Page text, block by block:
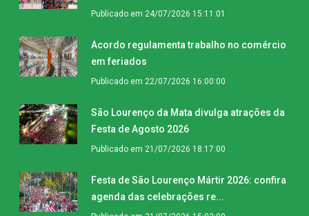
Publicado em 24/07/2026 15:11:01
Acordo regulamenta trabalho no comércio
em feriados
Publicado em 22/07/2026 16:00:00
São Lourenço da Mata divulga atrações da
Festa de Agosto 2026
Publicado em 21/07/2026 18:17:00
Festa de São Lourenço Mártir 2026: confira
agenda das celebrações re...